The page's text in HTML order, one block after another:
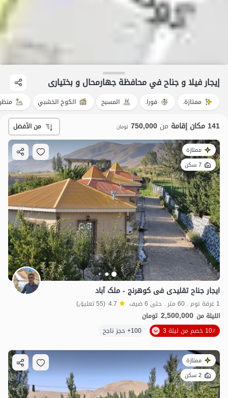
إيجار فيلا و جناح في محافظة جهارمحال و بختیاری
ممتازة. فورا. المسبح الكوخ الخشبي
141 مكان إقامة من 750,000 تومان من الأفضل
ممتازة
7 سكن
ایجار جناح تقلیدی فی کوهرنج - ملک آباد
1 غرفة نوم . 60 متر . حتى 6 ضيف 4.7 (55 تعليق)
الليلة من 2,500,000 تومان
10٪ خصم من ليلة 3
100+ حجز ناجح
ممتازة
2 سكن